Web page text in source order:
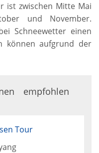
ist zwischen Mitte Mai
und November.
Schneewetter einen
können aufgrund der
empfohlen
Tour